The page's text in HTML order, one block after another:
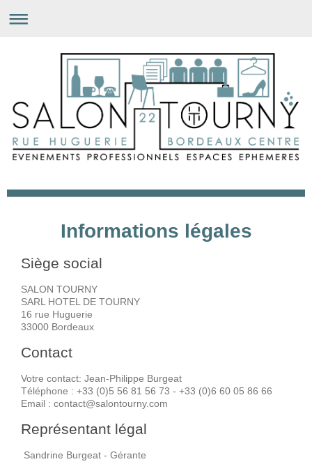
Informations légales
Siège social
SALON TOURNY
SARL HOTEL DE TOURNY
16 rue Huguerie
33000 Bordeaux
Contact
Votre contact: Jean-Philippe Burgeat
Téléphone : +33 (0)5 56 81 56 73 - +33 (0)6 60 05 86 66
Email : contact@salontourny.com
Représentant légal
Sandrine Burgeat - Gérante